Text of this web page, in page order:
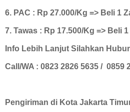
6. PAC : Rp 27.000/Kg => Beli 1
7. Tawas : Rp 17.500/Kg => Beli
Info Lebih Lanjut Silahkan
Call/WA : 0823 2826 5635 / 0859
Pengiriman di Kota Jakarta